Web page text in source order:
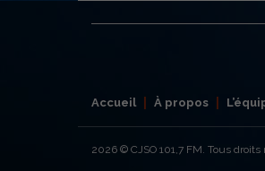
Accueil À propos
2026 © CJSO 101,7 FM. Tous droits